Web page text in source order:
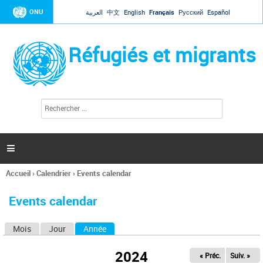
Jump to navigation
ONU العربية 中文 English Français Русский Español
Réfugiés et migrants
l
c
h
e

Vous
ici
Accueil›Calendrier› Events calendar
Events calendar
Mois Jour Année
2024 « Préc. Suiv. »